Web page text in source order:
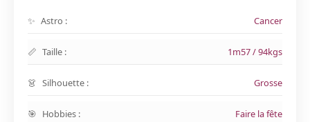
Astro : Cancer
Taille : 1m57 / 94kgs
Silhouette : Grosse
Hobbies : Faire la fête